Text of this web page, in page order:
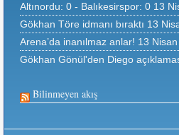
Altınordu: 0 - Balıkesirspor: 0 13
Gökhan Töre idmanı bıraktı 13
Arena’da inanılmaz anlar! 13
Gökhan Gönül'den Diego
Bilinmeyen akış